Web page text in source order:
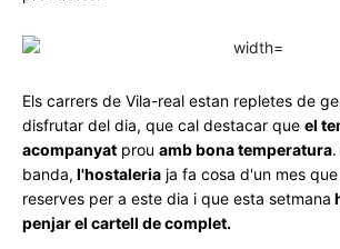
Els carrers de Vila-real estan repletes de
disfrutar del dia, que cal destacar que el
acompanyat prou amb bona temperatura
banda, l'hostaleria ja fa cosa d'un mes
reserves per a este dia i que esta setmana
penjar el cartell de complet.